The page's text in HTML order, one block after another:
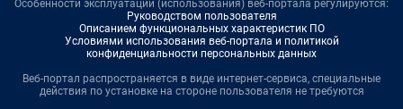
Особенности эксплуатации (использования) веб-портала регулируются:
Руководством пользователя
Описанием функциональных характеристик ПО
Условиями использования веб-портала и политикой
конфиденциальности персональных данных
Веб-портал распространяется в виде интернет-сервиса, специальные
действия по установке на стороне пользователя не требуются